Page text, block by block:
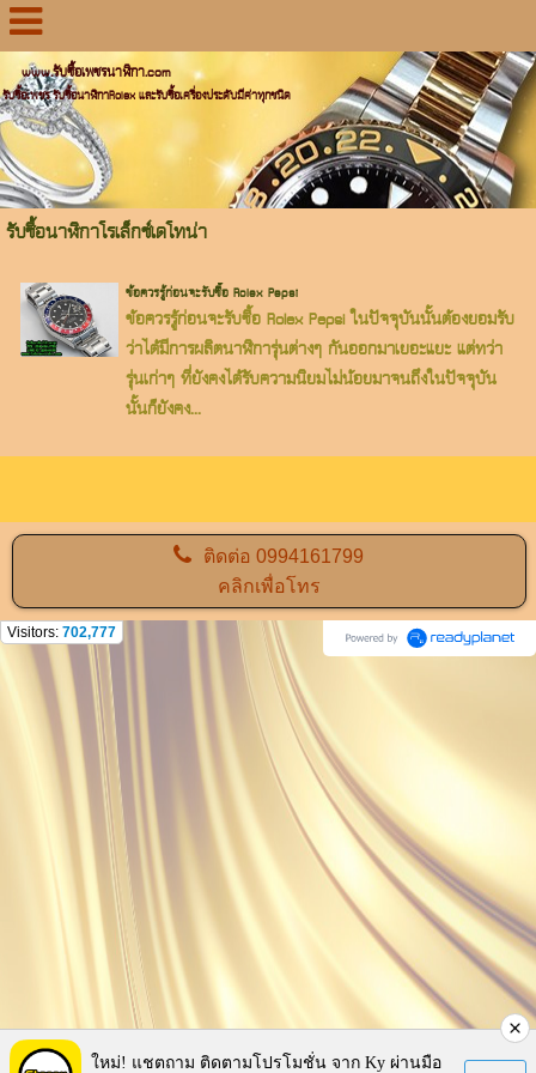
www.รับซื้อเพชรนาฬิกา.com
รับซื้อเพชร รับซื้อนาฬิกาRolex และรับซื้อเครื่องประดับมีค่าทุกชนิด
รับซื้อนาฬิกาโรเล็กซ์เดโทน่า
ข้อควรรู้ก่อนจะรับซื้อ Rolex Pepsi
ข้อควรรู้ก่อนจะรับซื้อ Rolex Pepsi ในปัจจุบันนั้นต้องยอมรับ
ว่าได้มีการผลิตนาฬิการุ่นต่างๆ กันออกมาเยอะแยะ แต่ทว่า
รุ่นเก่าๆ ที่ยังคงได้รับความนิยมไม่น้อยมาจนถึงในปัจจุบัน
นั้นก็ยังคง...
ติดต่อ0994161799
คลิกเพื่อโทร
Visitors: 702,777
ใหม่! แชตถาม ติดตามโปรโมชั่น จาก Ky ผ่านมือ